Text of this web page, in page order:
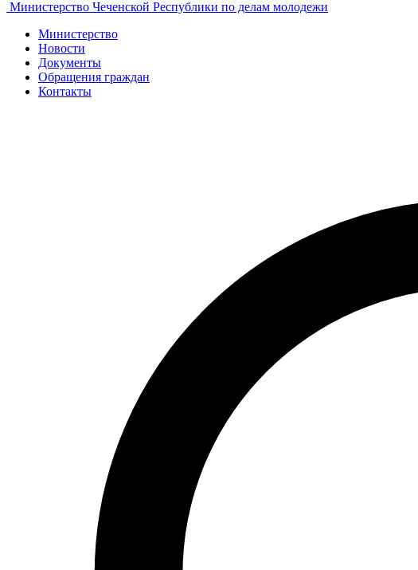
Министерство Чеченской Республики по делам молодежи
Министерство
Новости
Документы
Обращения граждан
Контакты